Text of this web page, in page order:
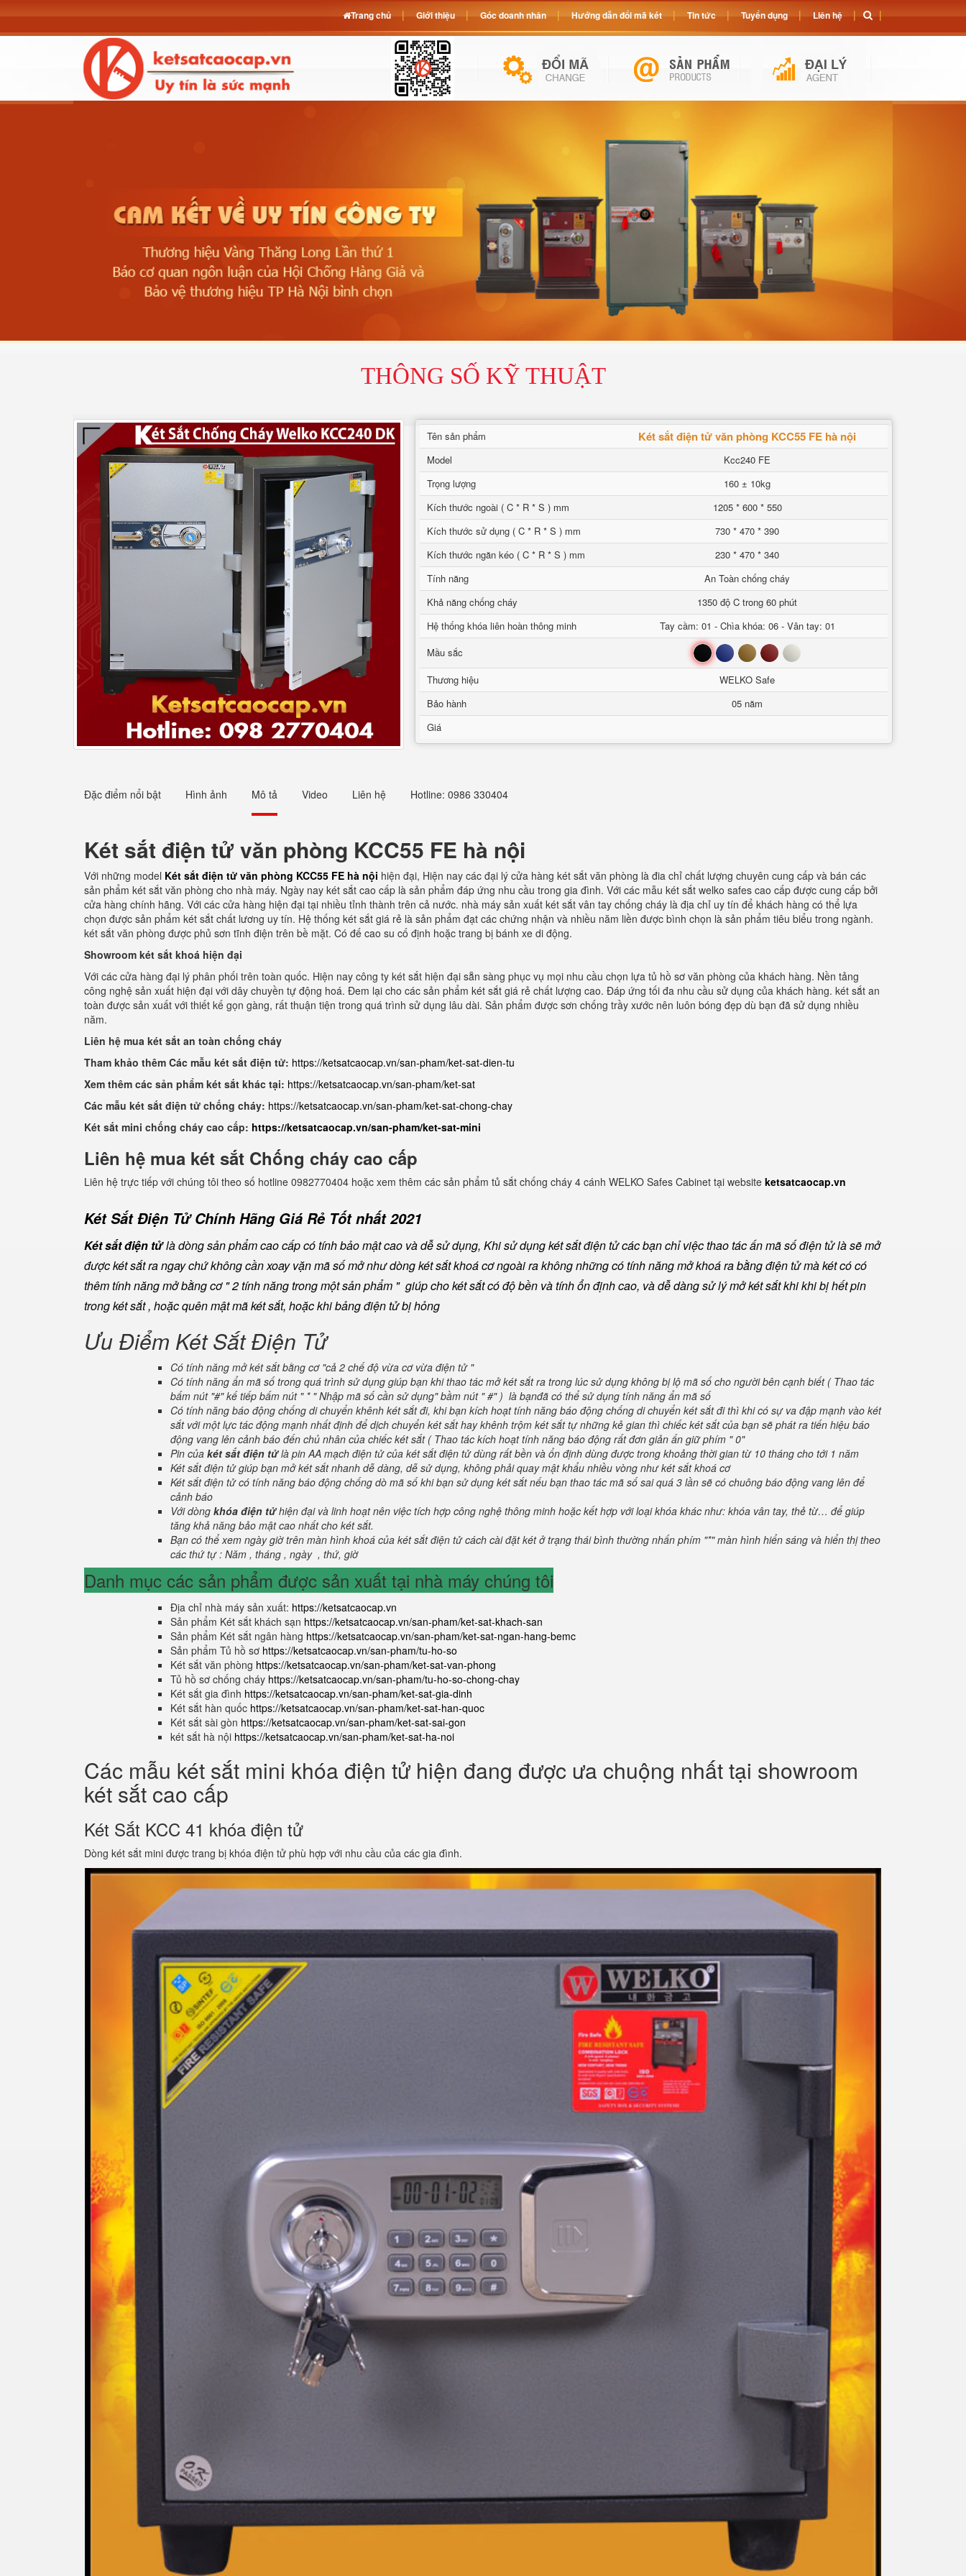
THÔNG SỐ KỸ THUẬT
Tên sản phẩm Két sắt điện tử văn phòng KCC55 FE hà nội
Model
Kcc240 FE
Trọng lượng
160 ± 10kg
Kích thước ngoài ( C * R * S ) mm
1205 * 600 * 550
Kích thước sử dụng ( C * R * S ) mm
730 * 470 * 390
Kích thước ngăn kéo ( C * R * S ) mm
230 * 470 * 340
Tính năng
An Toàn chống cháy
Khả năng chống cháy
1350 độ C trong 60 phút
Hệ thống khóa liên hoàn thông minh
Tay cầm: 01 - Chìa khóa: 06 - Vân tay: 01
Mầu sắc
Đen Xanh Nâu Đỏ Trắng
Thương hiệu
WELKO Safe
Bảo hành
05 năm
Giá
Đặc điểm nổi bật Hình ảnh Mô tả Video Liên hệ Hotline: 0986 330404
Két sắt điện tử văn phòng KCC55 FE hà nội
Với những model Két sắt điện tử văn phòng KCC55 FE hà nội hiện đại, Hiện nay các đại lý cửa hàng két sắt văn phòng là đia chỉ chất lượng chuyên cung cấp và bán các
sản phẩm két sắt văn phòng cho nhà máy. Ngày nay két sắt cao cấp là sản phẩm đáp ứng nhu cầu trong gia đình. Với các mẫu két sắt welko safes cao cấp được cung cấp bởi
cửa hàng chính hãng. Với các cửa hàng hiện đại tại nhiều tỉnh thành trên cả nước. nhà máy sản xuất két sắt vân tay chống cháy là địa chỉ uy tín để khách hàng có thể lựa
chọn được sản phẩm két sắt chất lương uy tín. Hệ thống két sắt giá rẻ là sản phẩm đạt các chứng nhận và nhiều năm liền được bình chọn là sản phẩm tiêu biểu trong ngành.
két sắt văn phòng được phủ sơn tĩnh điện trên bề mặt. Có đế cao su cố định hoặc trang bị bánh xe di động.
Showroom két sắt khoá hiện đại
Với các cửa hàng đại lý phân phối trên toàn quốc. Hiện nay công ty két sắt hiện đại sẵn sàng phục vụ mọi nhu cầu chọn lựa tủ hồ sơ văn phòng của khách hàng. Nền tảng
công nghệ sản xuất hiện đại với dây chuyền tự động hoá. Đem lại cho các sản phẩm két sắt giá rẻ chất lượng cao. Đáp ứng tối đa nhu cầu sử dụng của khách hàng. két sắt an
toàn được sản xuất với thiết kế gọn gàng, rất thuận tiện trong quá trình sử dụng lâu dài. Sản phẩm được sơn chống trầy xước nên luôn bóng đẹp dù bạn đã sử dụng nhiều
năm.
Liên hệ mua két sắt an toàn chống cháy
Tham khảo thêm Các mẫu két sắt điện tử: https://ketsatcaocap.vn/san-pham/ket-sat-dien-tu
Xem thêm các sản phẩm két sắt khác tại: https://ketsatcaocap.vn/san-pham/ket-sat
Các mẫu két sắt điện tử chống cháy: https://ketsatcaocap.vn/san-pham/ket-sat-chong-chay
Két sắt mini chống cháy cao cấp: https://ketsatcaocap.vn/san-pham/ket-sat-mini
Liên hệ mua két sắt Chống cháy cao cấp
Liên hệ trực tiếp với chúng tôi theo số hotline 0982770404 hoặc xem thêm các sản phẩm tủ sắt chống cháy 4 cánh WELKO Safes Cabinet tại website ketsatcaocap.vn
Két Sắt Điện Tử Chính Hãng Giá Rẻ Tốt nhất 2021
Két sắt điện tửlà dòng sản phẩm cao cấp có tính bảo mật cao và dễ sử dụng, Khi sử dụng két sắt điện tử các bạn chỉ việc thao tác ấn mã số điện tử là sẽ mở
được két sắt ra ngay chứ không cần xoay vặn mã số mở như dòng két sắt khoá cơ ngoài ra không những có tính năng mở khoá ra bằng điện tử mà két có có
thêm tính năng mở bằng cơ " 2 tính năng trong một sản phẩm " giúp cho két sắt có độ bền và tính ổn định cao, và dễ dàng sử lý mở két sắt khi khi bị hết pin
trong két sắt , hoặc quên mật mã két sắt, hoặc khi bảng điện tử bị hỏng
Ưu Điểm Két Sắt Điện Tử
Có tính năng mở két sắt bằng cơ "cả 2 chế độ vừa cơ vừa điện tử "
Có tính năng ẩn mã số trong quá trình sử dụng giúp bạn khi thao tác mở két sắt ra trong lúc sử dụng không bị lộ mã số cho người bên cạnh biết ( Thao tác
bấm nút "#" kế tiếp bấm nút " * " Nhập mã số cần sử dụng" bầm nút " #" ) là bạnđã có thể sử dụng tính năng ẩn mã số
Có tính năng báo động chống di chuyển khênh két sắt đi, khi bạn kích hoạt tính năng báo động chống di chuyển két sắt đi thì khi có sự va đập mạnh vào két
sắt với một lực tác động mạnh nhất định để dịch chuyển két sắt hay khênh trộm két sắt tự những kẻ gian thì chiếc két sắt của bạn sẽ phát ra tiến hiệu báo
động vang lên cảnh báo đến chủ nhân của chiếc két sắt ( Thao tác kích hoạt tính năng báo động rất đơn giản ấn giữ phím " 0"
Pin của két sắt điện tửlà pin AA mạch điện tử của két sắt điện tử dùng rất bền và ổn định dùng được trong khoảng thời gian từ 10 tháng cho tới 1 năm
Két sắt điện tử giúp bạn mở két sắt nhanh dễ dàng, dễ sử dụng, không phải quay mật khẩu nhiều vòng như két sắt khoá cơ
Két sắt điện tử có tính năng báo động chống dò mã số khi bạn sử dụng két sắt nếu bạn thao tác mã số sai quá 3 lần sẽ có chuông báo động vang lên để
cảnh báo
Với dòng khóa điện tửhiện đại và linh hoạt nên việc tích hợp công nghệ thông minh hoặc kết hợp với loại khóa khác như: khóa vân tay, thẻ từ… để giúp
tăng khả năng bảo mật cao nhất cho két sắt.
Bạn có thể xem ngày giờ trên màn hình khoá của két sắt điện tử cách cài đặt két ở trạng thái bình thường nhấn phím "*" màn hình hiển sáng và hiển thị theo
các thứ tự : Năm , tháng , ngày , thứ, giờ
Danh mục các sản phẩm được sản xuất tại nhà máy chúng tôi
Địa chỉ nhà máy sản xuất: https://ketsatcaocap.vn
Sản phẩm Két sắt khách sạn https://ketsatcaocap.vn/san-pham/ket-sat-khach-san
Sản phẩm Két sắt ngân hàng https://ketsatcaocap.vn/san-pham/ket-sat-ngan-hang-bemc
Sản phẩm Tủ hồ sơ https://ketsatcaocap.vn/san-pham/tu-ho-so
Két sắt văn phòng https://ketsatcaocap.vn/san-pham/ket-sat-van-phong
Tủ hồ sơ chống cháy https://ketsatcaocap.vn/san-pham/tu-ho-so-chong-chay
Két sắt gia đình https://ketsatcaocap.vn/san-pham/ket-sat-gia-dinh
Két sắt hàn quốc https://ketsatcaocap.vn/san-pham/ket-sat-han-quoc
Két sắt sài gòn https://ketsatcaocap.vn/san-pham/ket-sat-sai-gon
két sắt hà nội https://ketsatcaocap.vn/san-pham/ket-sat-ha-noi
Các mẫu két sắt mini khóa điện tử hiện đang được ưa chuộng nhất tại showroom
két sắt cao cấp
Két Sắt KCC 41 khóa điện tử
Dòng két sắt mini được trang bị khóa điện tử phù hợp với nhu cầu của các gia đình.
Trang chủ Giới thiệu Góc doanh nhân Hướng dẫn đổi mã két Tin tức Tuyển dụng Liên hệ